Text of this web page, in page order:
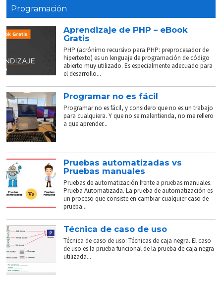
Programación
Aprendizaje de PHP – eBook
Gratis
PHP (acrónimo recursivo para PHP: preprocesador de
hipertexto) es un lenguaje de programación de código
abierto muy utilizado. Es especialmente adecuado para
el desarrollo...
Programar no es fácil
Programar no es fácil, y considero que no es un trabajo
para cualquiera. Y que no se malentienda, no me refiero
a que aprender...
Pruebas automatizadas vs
Pruebas manuales
Pruebas de automatización frente a pruebas manuales.
Prueba Automatizada. La prueba de automatización es
un proceso que consiste en cambiar cualquier caso de
prueba...
Técnica de caso de uso
Técnica de caso de uso: Técnicas de caja negra. El caso
de uso es la prueba funcional de la prueba de caja negra
utilizada...